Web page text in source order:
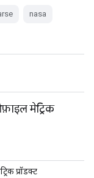
nasa
मेट्रिक
प्रॉडक्ट